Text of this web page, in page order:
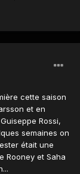
cette saison
et en
Rossi,
semaines on
était une
Rooney et Saha